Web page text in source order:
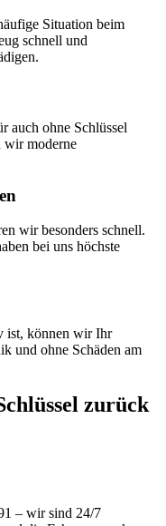
Situation beim
schnell und
auch ohne Schlüssel
wir moderne
wir besonders schnell.
bei uns höchste
ist, können wir Ihr
und ohne Schäden am
zurück
– wir sind 24/7